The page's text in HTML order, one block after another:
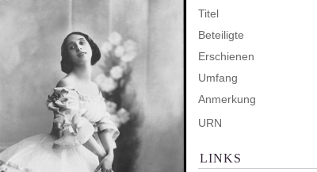
Titel
Beteiligte
Erschienen
Umfang
Anmerkung
URN
LINKS